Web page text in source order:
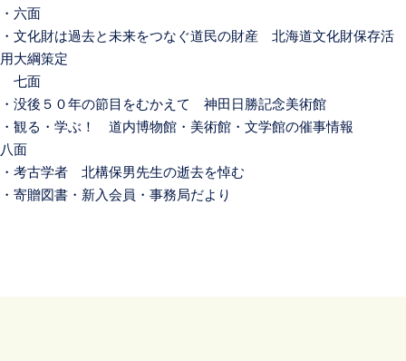
・六面
・文化財は過去と未来をつなぐ道民の財産 北海道文化財保存活
用大綱策定
七面
・没後５０年の節目をむかえて 神田日勝記念美術館
・観る・学ぶ！ 道内博物館・美術館・文学館の催事情報
八面
・考古学者 北構保男先生の逝去を悼む
・寄贈図書・新入会員・事務局だより